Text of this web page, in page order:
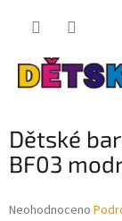
Dětské
BF03
Průměrné
Neohodnoceno